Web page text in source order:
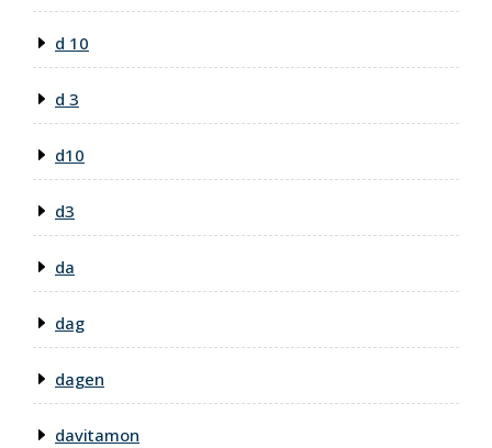
d 10
d 3
d10
d3
da
dag
dagen
davitamon